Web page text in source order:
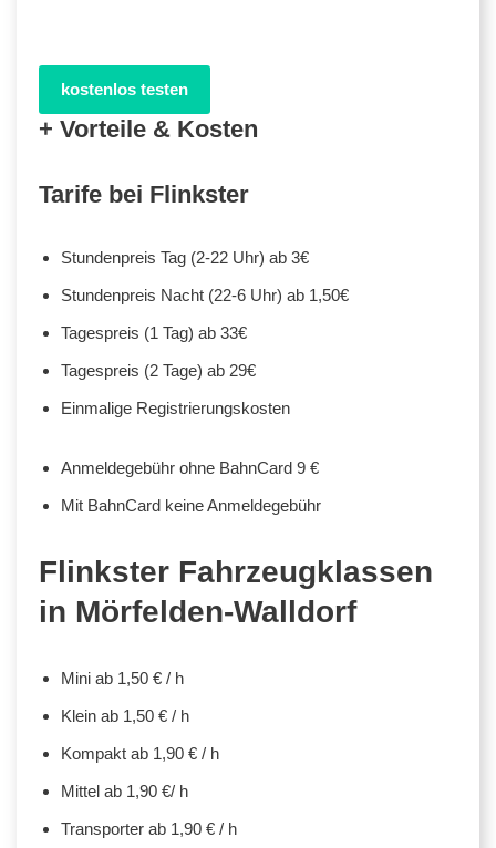
kostenlos testen
+ Vorteile & Kosten
Tarife bei Flinkster
Stundenpreis Tag (2-22 Uhr) ab 3€
Stundenpreis Nacht (22-6 Uhr) ab 1,50€
Tagespreis (1 Tag) ab 33€
Tagespreis (2 Tage) ab 29€
Einmalige Registrierungskosten
Anmeldegebühr ohne BahnCard 9 €
Mit BahnCard keine Anmeldegebühr
Flinkster Fahrzeugklassen
in Mörfelden-Walldorf
Mini ab 1,50 € / h
Klein ab 1,50 € / h
Kompakt ab 1,90 € / h
Mittel ab 1,90 €/ h
Transporter ab 1,90 € / h